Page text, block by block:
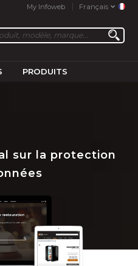
My Infoweb Français
PRODUITS
sur la protection